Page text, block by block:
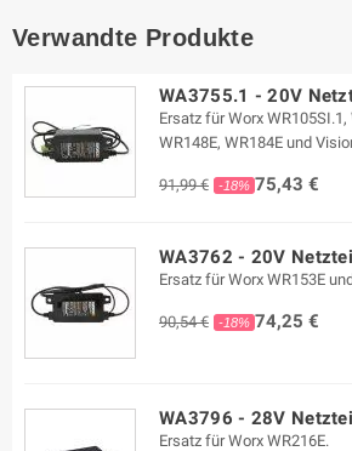
Verwandte Produkte
WA3755.1 - 20V
Ersatz für Worx WR105SI.1,
WR148E, WR184E und
91,99 € -18% 75,43 €
WA3762 - 20V
Ersatz für Worx WR153E
90,54 € -18% 74,25 €
WA3796 - 28V
Ersatz für Worx WR216E.